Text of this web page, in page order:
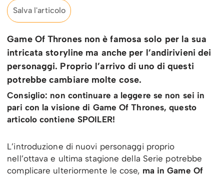
Salva l'articolo
Game Of Thrones non è famosa solo per la sua
intricata storyline ma anche per l’andirivieni dei
personaggi. Proprio l’arrivo di uno di questi
potrebbe cambiare molte cose.
Consiglio: non continuare a leggere se non sei in
pari con la visione di Game Of Thrones, questo
articolo contiene SPOILER!
L’introduzione di nuovi personaggi proprio
nell’ottava e ultima stagione della Serie potrebbe
complicare ulteriormente le cose, ma in Game Of